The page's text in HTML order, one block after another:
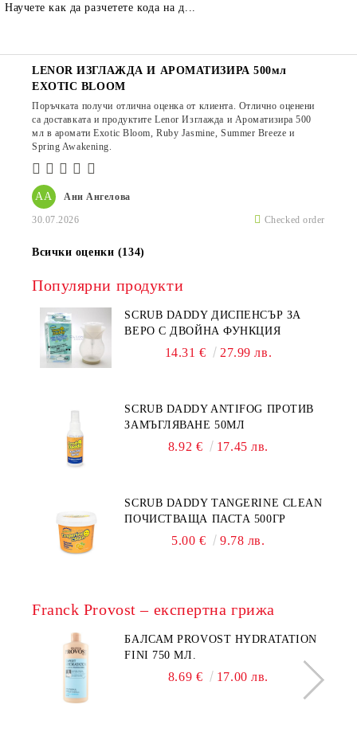
Научете как да разчетете кода на д...
АА Ани Ангелова
30.07.2026 Checked order
LENOR ИЗГЛАЖДА И АРОМАТИЗИРА 500мл
EXOTIC BLOOM
Поръчката получи отлична оценка от клиента. Отлично оценени
са доставката и продуктите Lenor Изглажда и Ароматизира 500
мл в аромати Exotic Bloom, Ruby Jasmine, Summer Breeze и
Spring Awakening.
Всички оценки (134)
Популярни продукти
SCRUB DADDY ДИСПЕНСЪР ЗА
ВЕРО С ДВОЙНА ФУНКЦИЯ
14.31 € 27.99 лв.
SCRUB DADDY ANTIFOG ПРОТИВ
ЗАМЪГЛЯВАНЕ 50МЛ
8.92 € 17.45 лв.
SCRUB DADDY TANGERINE CLEAN
ПОЧИСТВАЩА ПАСТА 500ГР
5.00 € 9.78 лв.
Franck Provost – експертна грижа
БАЛСАМ PROVOST HYDRATATION
FINI 750 МЛ.
8.69 € 17.00 лв.